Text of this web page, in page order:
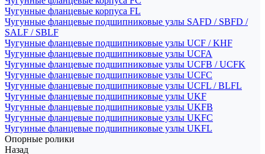
Чугунные фланцевые корпуса FL
Чугунные фланцевые подшипниковые узлы SAFD / SBFD /
SALF / SBLF
Чугунные фланцевые подшипниковые узлы UCF / KHF
Чугунные фланцевые подшипниковые узлы UCFA
Чугунные фланцевые подшипниковые узлы UCFB / UCFK
Чугунные фланцевые подшипниковые узлы UCFC
Чугунные фланцевые подшипниковые узлы UCFL / BLFL
Чугунные фланцевые подшипниковые узлы UKF
Чугунные фланцевые подшипниковые узлы UKFB
Чугунные фланцевые подшипниковые узлы UKFC
Чугунные фланцевые подшипниковые узлы UKFL
Опорные ролики
Назад